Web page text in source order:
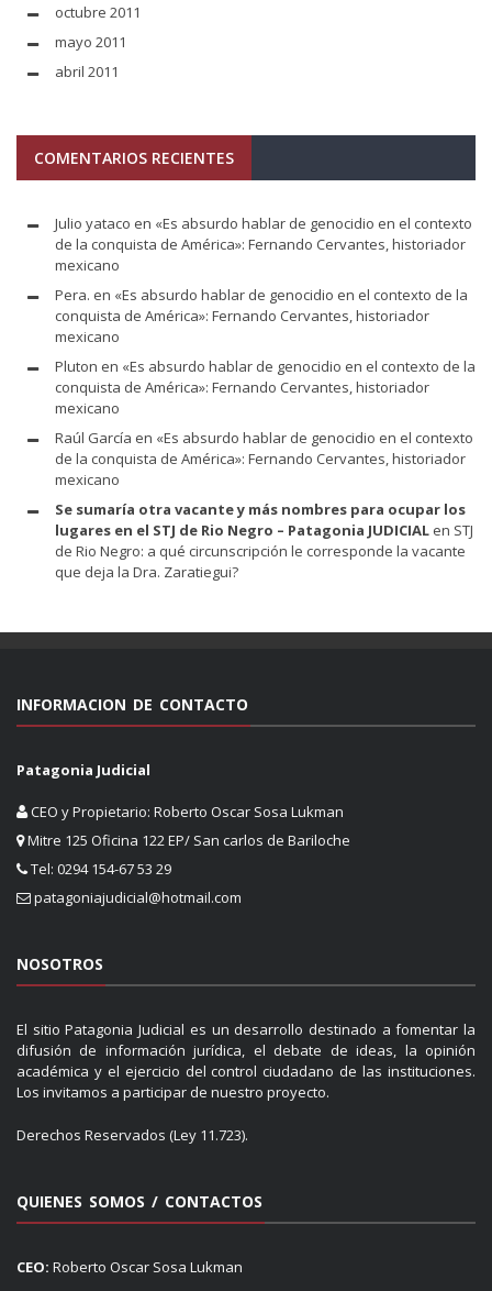
octubre 2011
mayo 2011
abril 2011
COMENTARIOS RECIENTES
Julio yataco en «Es absurdo hablar de genocidio en el contexto
de la conquista de América»: Fernando Cervantes, historiador
mexicano
Pera. en «Es absurdo hablar de genocidio en el contexto de la
conquista de América»: Fernando Cervantes, historiador
mexicano
Pluton en «Es absurdo hablar de genocidio en el contexto de la
conquista de América»: Fernando Cervantes, historiador
mexicano
Raúl García en «Es absurdo hablar de genocidio en el contexto
de la conquista de América»: Fernando Cervantes, historiador
mexicano
Se sumaría otra vacante y más nombres para ocupar los
lugares en el STJ de Rio Negro – Patagonia JUDICIAL en STJ
de Rio Negro: a qué circunscripción le corresponde la vacante
que deja la Dra. Zaratiegui?
INFORMACION DE CONTACTO
Patagonia Judicial
CEO y Propietario: Roberto Oscar Sosa Lukman
Mitre 125 Oficina 122 EP/ San carlos de Bariloche
Tel: 0294 154-67 53 29
patagoniajudicial@hotmail.com
NOSOTROS
El sitio Patagonia Judicial es un desarrollo destinado a fomentar la
difusión de información jurídica, el debate de ideas, la opinión
académica y el ejercicio del control ciudadano de las instituciones.
Los invitamos a participar de nuestro proyecto.
Derechos Reservados (Ley 11.723).
QUIENES SOMOS / CONTACTOS
CEO: Roberto Oscar Sosa Lukman